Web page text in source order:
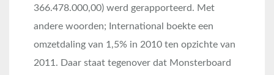
366.478.000,00) werd gerapporteerd. Met
andere woorden; International boekte een
omzetdaling van 1,5% in 2010 ten opzichte van
2011. Daar staat tegenover dat Monsterboard